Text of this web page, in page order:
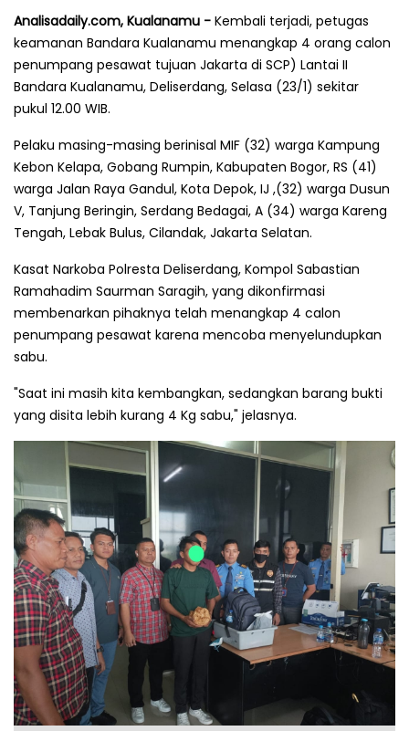
Analisadaily.com, Kualanamu - Kembali terjadi, petugas
keamanan Bandara Kualanamu menangkap 4 orang calon
penumpang pesawat tujuan Jakarta di SCP) Lantai II
Bandara Kualanamu, Deliserdang, Selasa (23/1) sekitar
pukul 12.00 WIB.
Pelaku masing-masing berinisal MIF (32) warga Kampung
Kebon Kelapa, Gobang Rumpin, Kabupaten Bogor, RS (41)
warga Jalan Raya Gandul, Kota Depok, IJ ,(32) warga Dusun
V, Tanjung Beringin, Serdang Bedagai, A (34) warga Kareng
Tengah, Lebak Bulus, Cilandak, Jakarta Selatan.
Kasat Narkoba Polresta Deliserdang, Kompol Sabastian
Ramahadim Saurman Saragih, yang dikonfirmasi
membenarkan pihaknya telah menangkap 4 calon
penumpang pesawat karena mencoba menyelundupkan
sabu.
"Saat ini masih kita kembangkan, sedangkan barang bukti
yang disita lebih kurang 4 Kg sabu," jelasnya.